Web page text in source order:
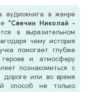
аудиокнига в жанре
"Свечин Николай -
в выразительном
чему история
помогает глубже
героев и атмосферу
познакомиться с
или во время
способ не только